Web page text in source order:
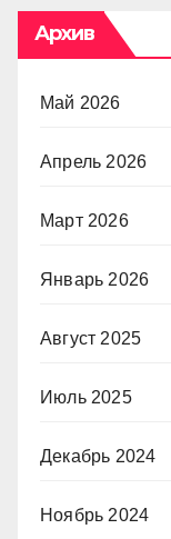
Архив
Май 2026
Апрель 2026
Март 2026
Январь 2026
Август 2025
Июль 2025
Декабрь 2024
Ноябрь 2024